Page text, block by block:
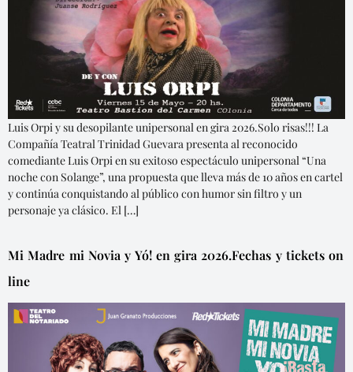
Luis Orpi y su desopilante unipersonal en gira 2026.Solo risas!!! La
Compañía Teatral Trinidad Guevara presenta al reconocido
comediante Luis Orpi en su exitoso espectáculo unipersonal “Una
noche con Solange”, una propuesta que lleva más de 10 años en cartel
y continúa conquistando al público con humor sin filtro y un
personaje ya clásico. El […]
Mi Madre mi Novia y Yó! en gira 2026.Fechas y tickets on
line